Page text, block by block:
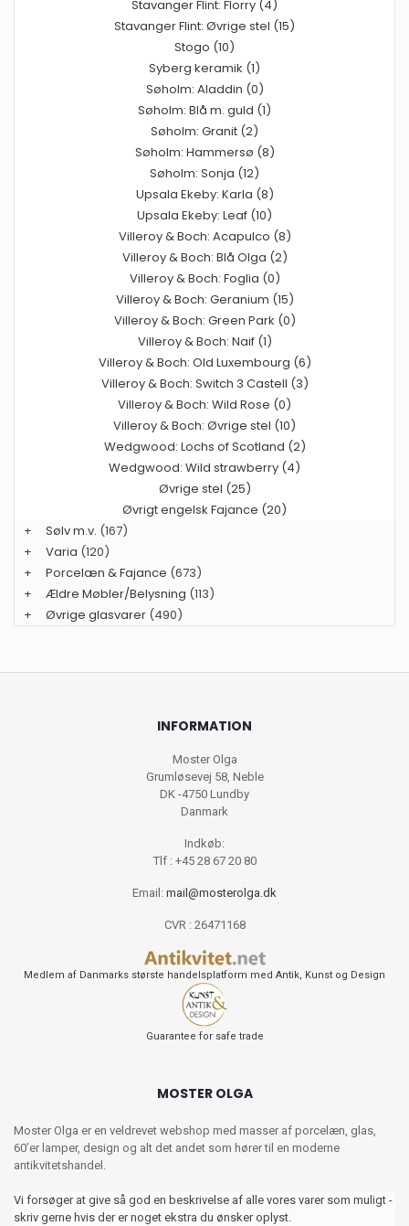
Stavanger Flint: Florry (4)
Stavanger Flint: Øvrige stel (15)
Stogo (10)
Syberg keramik (1)
Søholm: Aladdin (0)
Søholm: Blå m. guld (1)
Søholm: Granit (2)
Søholm: Hammersø (8)
Søholm: Sonja (12)
Upsala Ekeby: Karla (8)
Upsala Ekeby: Leaf (10)
Villeroy & Boch: Acapulco (8)
Villeroy & Boch: Blå Olga (2)
Villeroy & Boch: Foglia (0)
Villeroy & Boch: Geranium (15)
Villeroy & Boch: Green Park (0)
Villeroy & Boch: Naif (1)
Villeroy & Boch: Old Luxembourg (6)
Villeroy & Boch: Switch 3 Castell (3)
Villeroy & Boch: Wild Rose (0)
Villeroy & Boch: Øvrige stel (10)
Wedgwood: Lochs of Scotland (2)
Wedgwood: Wild strawberry (4)
Øvrige stel (25)
Øvrigt engelsk Fajance (20)
+
Sølv m.v. (167)
+
Varia (120)
+
Porcelæn & Fajance (673)
+
Ældre Møbler/Belysning (113)
+
Øvrige glasvarer (490)
INFORMATION
Moster Olga
Grumløsevej 58, Neble
DK -4750 Lundby
Danmark
Indkøb:
Tlf : +45 28 67 20 80
Email: mail@mosterolga.dk
CVR : 26471168
Medlem af Danmarks største handelsplatform med Antik, Kunst og Design
Guarantee for safe trade
MOSTER OLGA
Moster Olga er en veldrevet webshop med masser af porcelæn, glas,
60’er lamper, design og alt det andet som hører til en moderne
antikvitetshandel.
Vi forsøger at give så god en beskrivelse af alle vores varer som muligt -
skriv gerne hvis der er noget ekstra du ønsker oplyst.